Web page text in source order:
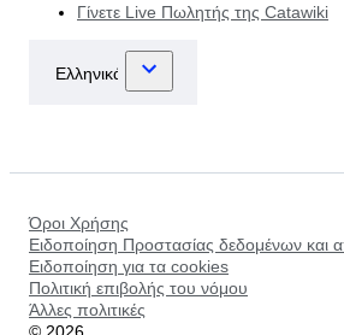
Γίνετε Live Πωλητής της Catawiki
Όροι Χρήσης
Ειδοποίηση Προστασίας δεδομένων και
Ειδοποίηση για τα cookies
Πολιτική επιβολής του νόμου
Άλλες πολιτικές